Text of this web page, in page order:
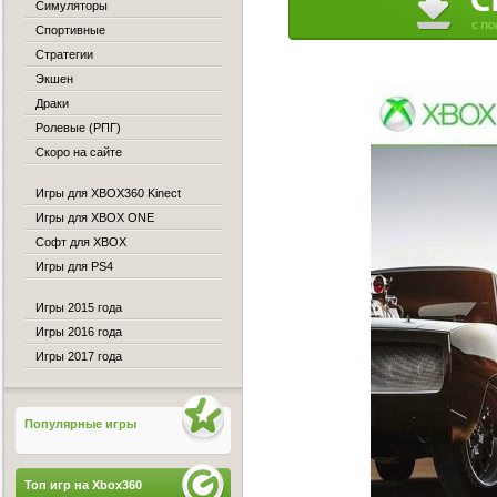
Симуляторы
Спортивные
Стратегии
Экшен
Драки
Ролевые (РПГ)
Скоро на сайте
Игры для XBOX360 Kinect
Игры для XBOX ONE
Софт для XBOX
Игры для PS4
Игры 2015 года
Игры 2016 года
Игры 2017 года
Популярные игры
Топ игр на Xbox360